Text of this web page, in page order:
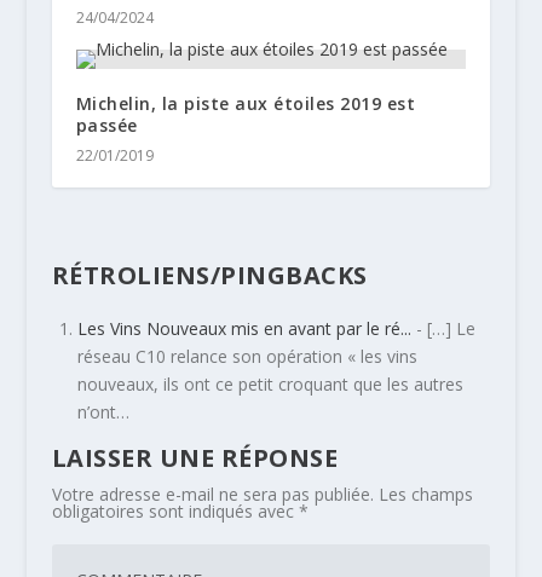
24/04/2024
Michelin, la piste aux étoiles 2019 est
passée
22/01/2019
RÉTROLIENS/PINGBACKS
Les Vins Nouveaux mis en avant par le ré... - […] Le
réseau C10 relance son opération « les vins
nouveaux, ils ont ce petit croquant que les autres
n’ont…
LAISSER UNE RÉPONSE
Votre adresse e-mail ne sera pas publiée. Les champs
obligatoires sont indiqués avec *